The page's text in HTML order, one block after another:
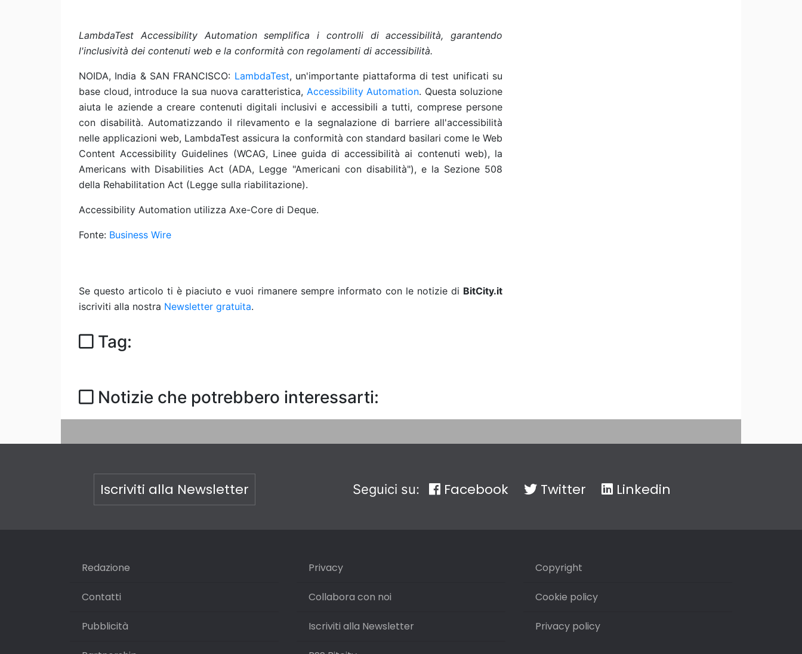
LambdaTest Accessibility Automation semplifica i controlli di accessibilità, garantendo
l'inclusività dei contenuti web e la conformità con regolamenti di accessibilità.
NOIDA, India & SAN FRANCISCO: LambdaTest, un'importante piattaforma di test unificati su
base cloud, introduce la sua nuova caratteristica, Accessibility Automation. Questa soluzione
aiuta le aziende a creare contenuti digitali inclusivi e accessibili a tutti, comprese persone
con disabilità. Automatizzando il rilevamento e la segnalazione di barriere all'accessibilità
nelle applicazioni web, LambdaTest assicura la conformità con standard basilari come le Web
Content Accessibility Guidelines (WCAG, Linee guida di accessibilità ai contenuti web), la
Americans with Disabilities Act (ADA, Legge "Americani con disabilità"), e la Sezione 508
della Rehabilitation Act (Legge sulla riabilitazione).
Accessibility Automation utilizza Axe-Core di Deque.
Fonte: Business Wire
Se questo articolo ti è piaciuto e vuoi rimanere sempre informato con le notizie di BitCity.it
iscriviti alla nostra Newsletter gratuita.
Tag:
Notizie che potrebbero interessarti:
Iscriviti alla Newsletter Seguici su: Facebook Twitter Linkedin
Redazione
Contatti
Pubblicità
Privacy
Collabora con noi
Iscriviti alla Newsletter
Copyright
Cookie policy
Privacy policy